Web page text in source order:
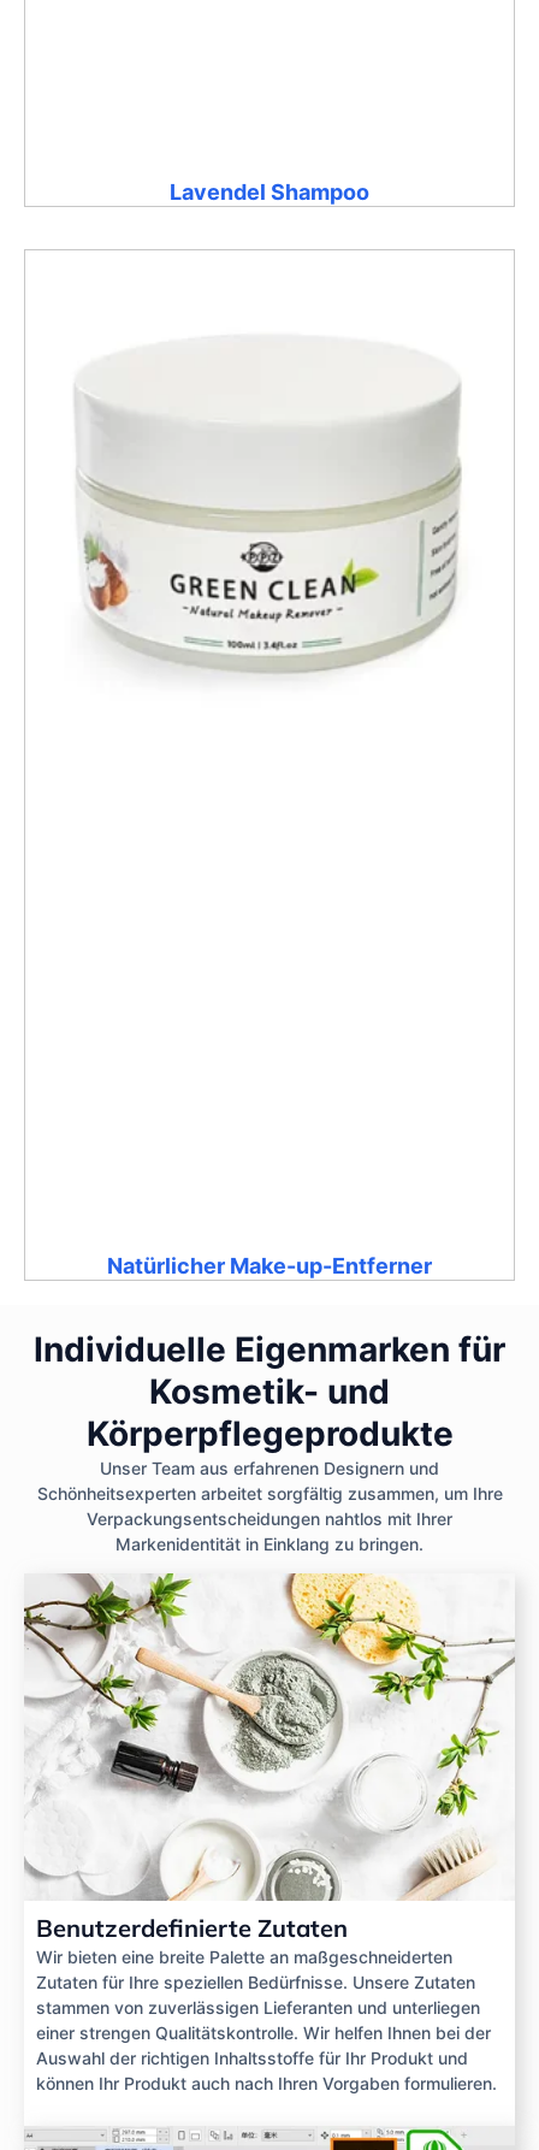
Lavendel Shampoo
Natürlicher Make-up-Entferner
Individuelle Eigenmarken für
Kosmetik- und
Körperpflegeprodukte
Unser Team aus erfahrenen Designern und
Schönheitsexperten arbeitet sorgfältig zusammen, um Ihre
Verpackungsentscheidungen nahtlos mit Ihrer
Markenidentität in Einklang zu bringen.
Benutzerdefinierte Zutaten
Wir bieten eine breite Palette an maßgeschneiderten
Zutaten für Ihre speziellen Bedürfnisse. Unsere Zutaten
stammen von zuverlässigen Lieferanten und unterliegen
einer strengen Qualitätskontrolle. Wir helfen Ihnen bei der
Auswahl der richtigen Inhaltsstoffe für Ihr Produkt und
können Ihr Produkt auch nach Ihren Vorgaben formulieren.